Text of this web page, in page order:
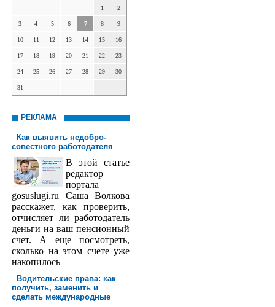
1 2
3 4 5 6 7 8 9
10 11 12 13 14 15 16
17 18 19 20 21 22 23
24 25 26 27 28 29 30
31
РЕКЛАМА
Как выявить недобро­
совестного работодателя
В этой статье
редактор
порта­ла
gosuslugi.ru Саша Волкова
расскажет, как проверить,
отчисляет ли работодатель
деньги на ваш пенсионный
счет. А еще посмотреть,
сколько на этом счете уже
накопилось
Водительские права: как
получить, заменить и
сделать международ­ные